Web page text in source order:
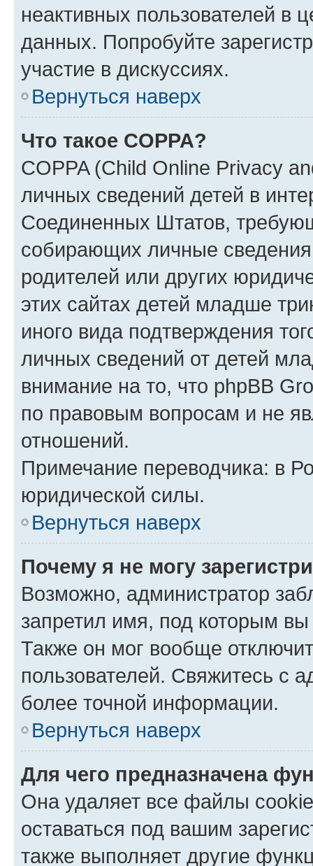
неактивных пользователей в
данных. Попробуйте
участие в дискуссиях.
Вернуться наверх
Что такое COPPA?
COPPA (Child Online Privacy
личных сведений детей в
Соединенных Штатов,
собирающих личные
родителей или других
этих сайтах детей младше
иного вида подтверждения
личных сведений от детей
внимание на то, что phpBB
по правовым вопросам и не
отношений.
Примечание переводчика: в
юридической силы.
Вернуться наверх
Почему я не могу
Возможно, администратор
запретил имя, под которым вы
Также он мог вообще
пользователей. Свяжитесь с
более точной информации.
Вернуться наверх
Для чего предназначена
Она удаляет все файлы
оставаться под вашим
также выполняет другие